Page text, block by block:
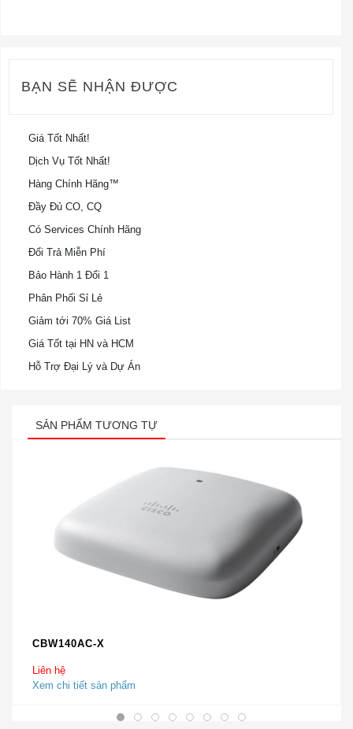
BẠN SẼ NHẬN ĐƯỢC
Giá Tốt Nhất!
Dịch Vụ Tốt Nhất!
Hàng Chính Hãng™
Đầy Đủ CO, CQ
Có Services Chính Hãng
Đổi Trả Miễn Phí
Bảo Hành 1 Đổi 1
Phân Phối Sỉ Lẻ
Giảm tới 70% Giá List
Giá Tốt tại HN và HCM
Hỗ Trợ Đại Lý và Dự Án
SẢN PHẨM TƯƠNG TỰ
CBW140AC-X
Liên hệ
Xem chi tiết sản phẩm